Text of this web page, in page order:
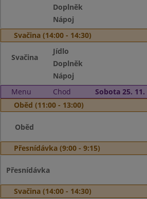
Doplněk
Nápoj
Svačina (14:00 - 14:30)
Svačina
Jídlo
Doplněk
Nápoj
Menu
Chod
Sobota 25. 11.
Oběd (11:00 - 13:00)
Oběd
Přesnídávka (9:00 - 9:15)
Přesnídávka
Svačina (14:00 - 14:30)